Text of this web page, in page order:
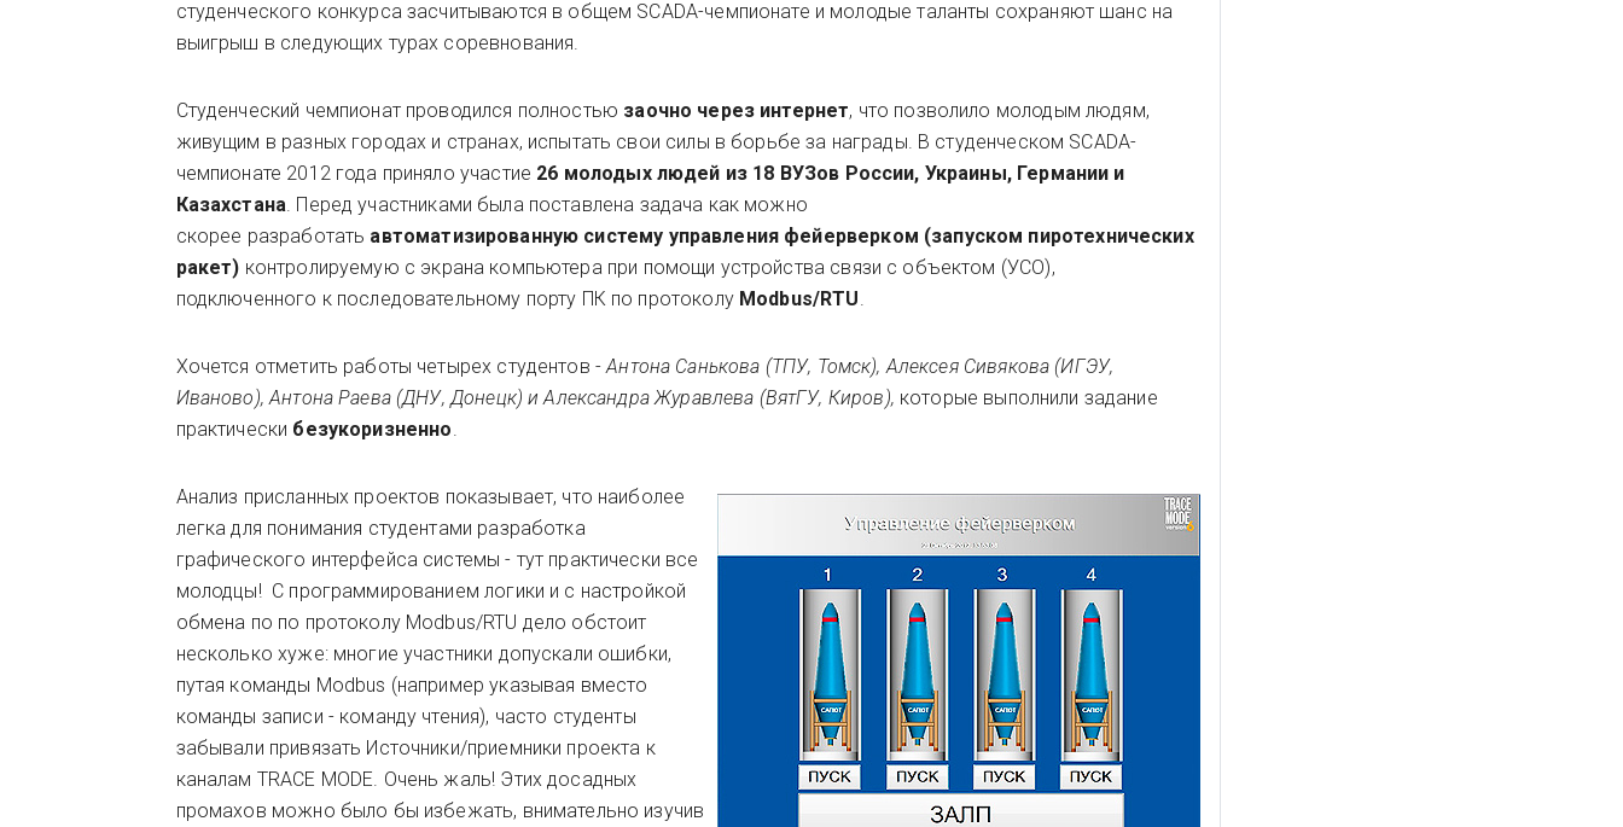
студенческого конкурса засчитываются в общем SCADA-чемпионате и молодые таланты сохраняют шанс на
выигрыш в следующих турах соревнования.
Студенческий чемпионат проводился полностью заочно через интернет, что позволило молодым людям,
живущим в разных городах и странах, испытать свои силы в борьбе за награды. В студенческом SCADA-
чемпионате 2012 года приняло участие 26 молодых людей из 18 ВУЗов России, Украины, Германии и
Казахстана . Перед участниками была поставлена задача как можно
скорее разработать автоматизированную систему управления фейерверком (запуском пиротехнических
ракет) контролируемую с экрана компьютера при помощи устройства связи с объектом (УСО),
подключенного к последовательному порту ПК по протоколу Modbus/RTU
Хочется отметить работы четырех студентов -Антона Санькова (ТПУ, Томск), Алексея Сивякова (ИГЭУ,
Иваново), Антона Раева (ДНУ, Донецк) и Александра Журавлева (ВятГУ, Киров), которые выполнили задание
практически безукоризненно
Анализ присланных проектов показывает, что наиболее
легка для понимания студентами разработка
графического интерфейса системы - тут практически все
молодцы! С программированием логики и с настройкой
обмена по по протоколу Modbus/RTU дело обстоит
несколько хуже: многие участники допускали ошибки,
путая команды Modbus (например указывая вместо
команды записи - команду чтения), часто студенты
забывали привязать Источники/приемники проекта к
каналам TRACE MODE. Очень жаль! Этих досадных
промахов можно было бы избежать, внимательно изучив